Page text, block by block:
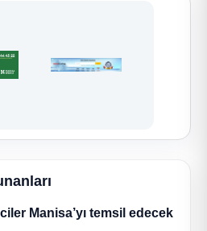
Manisa’yı temsil edecek